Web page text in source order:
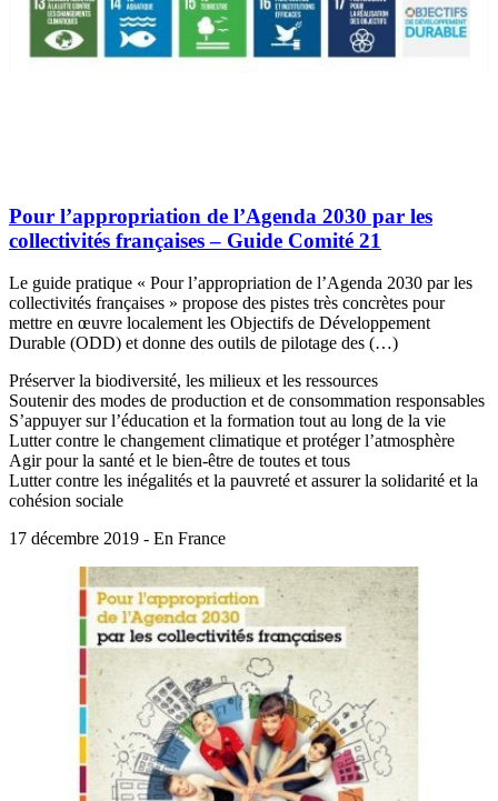
Pour l’appropriation de l’Agenda 2030 par les
collectivités françaises – Guide Comité 21
Le guide pratique « Pour l’appropriation de l’Agenda 2030 par les
collectivités françaises » propose des pistes très concrètes pour
mettre en œuvre localement les Objectifs de Développement
Durable (ODD) et donne des outils de pilotage des (…)
Préserver la biodiversité, les milieux et les ressources
Soutenir des modes de production et de consommation responsables
S’appuyer sur l’éducation et la formation tout au long de la vie
Lutter contre le changement climatique et protéger l’atmosphère
Agir pour la santé et le bien-être de toutes et tous
Lutter contre les inégalités et la pauvreté et assurer la solidarité et la
cohésion sociale
17 décembre 2019 - En France